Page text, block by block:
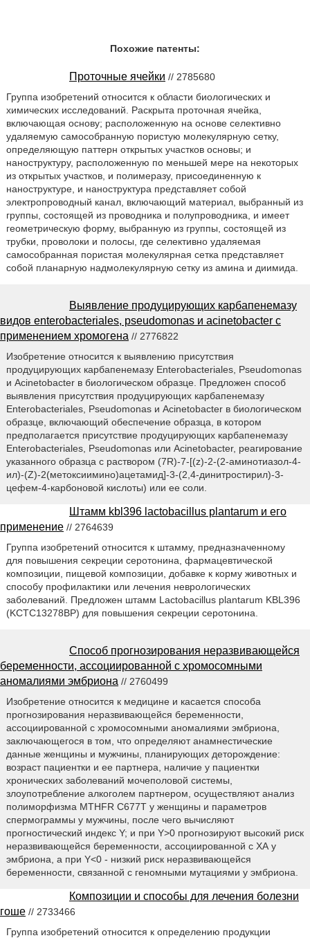
Похожие патенты:
Проточные ячейки // 2785680
Группа изобретений относится к области биологических и
химических исследований. Раскрыта проточная ячейка,
включающая основу; расположенную на основе селективно
удаляемую самособранную пористую молекулярную сетку,
определяющую паттерн открытых участков основы; и
наноструктуру, расположенную по меньшей мере на некоторых
из открытых участков, и полимеразу, присоединенную к
наноструктуре, и наноструктура представляет собой
электропроводный канал, включающий материал, выбранный из
группы, состоящей из проводника и полупроводника, и имеет
геометрическую форму, выбранную из группы, состоящей из
трубки, проволоки и полосы, где селективно удаляемая
самособранная пористая молекулярная сетка представляет
собой планарную надмолекулярную сетку из амина и диимида.
Выявление продуцирующих карбапенемазу
видов enterobacteriales, pseudomonas и acinetobacter с
применением хромогена // 2776822
Изобретение относится к выявлению присутствия
продуцирующих карбапенемазу Enterobacteriales, Pseudomonas
и Acinetobacter в биологическом образце. Предложен способ
выявления присутствия продуцирующих карбапенемазу
Enterobacteriales, Pseudomonas и Acinetobacter в биологическом
образце, включающий обеспечение образца, в котором
предполагается присутствие продуцирующих карбапенемазу
Enterobacteriales, Pseudomonas или Acinetobacter, реагирование
указанного образца с раствором (7R)-7-[(z)-2-(2-аминотиазол-4-
ил)-(Z)-2(метоксиимино)ацетамид]-3-(2,4-динитростирил)-3-
цефем-4-карбоновой кислоты) или ее соли.
Штамм kbl396 lactobacillus plantarum и его
применение // 2764639
Группа изобретений относится к штамму, предназначенному
для повышения секреции серотонина, фармацевтической
композиции, пищевой композиции, добавке к корму животных и
способу профилактики или лечения неврологических
заболеваний. Предложен штамм Lactobacillus plantarum KBL396
(KCTC13278BP) для повышения секреции серотонина.
Способ прогнозирования неразвивающейся
беременности, ассоциированной с хромосомными
аномалиями эмбриона // 2760499
Изобретение относится к медицине и касается способа
прогнозирования неразвивающейся беременности,
ассоциированной с хромосомными аномалиями эмбриона,
заключающегося в том, что определяют анамнестические
данные женщины и мужчины, планирующих деторождение:
возраст пациентки и ее партнера, наличие у пациентки
хронических заболеваний мочеполовой системы,
злоупотребление алкоголем партнером, осуществляют анализ
полиморфизма MTHFR С677Т у женщины и параметров
спермограммы у мужчины, после чего вычисляют
прогностический индекс Y; и при Y>0 прогнозируют высокий риск
неразвивающейся беременности, ассоциированной с ХА у
эмбриона, а при Y<0 - низкий риск неразвивающейся
беременности, связанной с геномными мутациями у эмбриона.
Композиции и способы для лечения болезни
гоше // 2733466
Группа изобретений относится к определению продукции